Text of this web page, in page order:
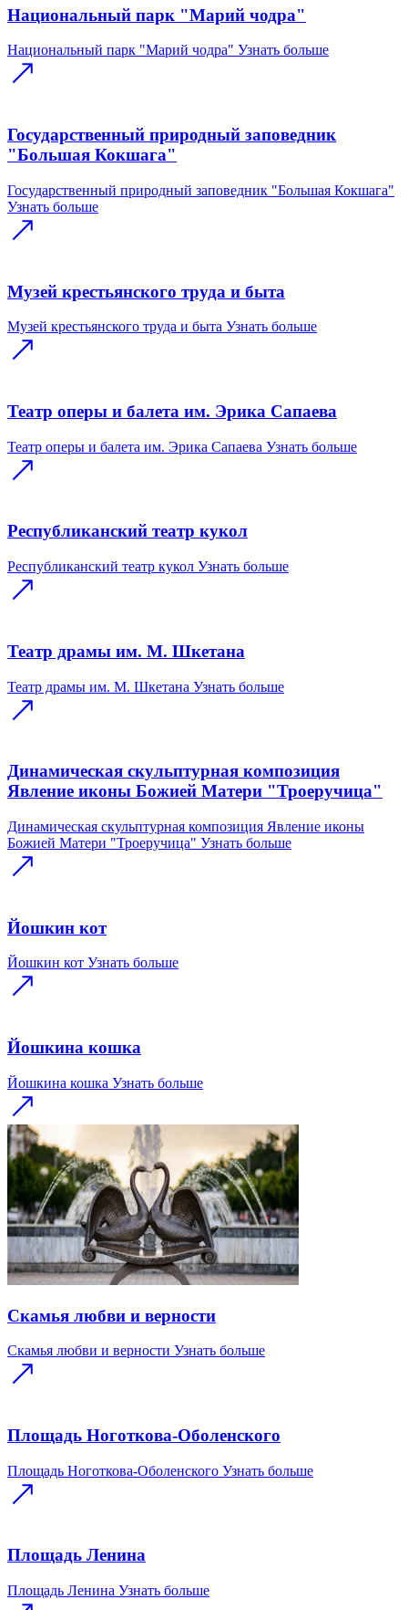
Национальный парк "Марий чодра"
Национальный парк "Марий чодра" Узнать больше
Государственный природный заповедник
"Большая Кокшага"
Государственный природный заповедник "Большая Кокшага"
Узнать больше
Музей крестьянского труда и быта
Музей крестьянского труда и быта Узнать больше
Театр оперы и балета им. Эрика Сапаева
Театр оперы и балета им. Эрика Сапаева Узнать больше
Республиканский театр кукол
Республиканский театр кукол Узнать больше
Театр драмы им. М. Шкетана
Театр драмы им. М. Шкетана Узнать больше
Динамическая скульптурная композиция
Явление иконы Божией Матери "Троеручица"
Динамическая скульптурная композиция Явление иконы
Божией Матери "Троеручица" Узнать больше
Йошкин кот
Йошкин кот Узнать больше
Йошкина кошка
Йошкина кошка Узнать больше
Скамья любви и верности
Скамья любви и верности Узнать больше
Площадь Ноготкова-Оболенского
Площадь Ноготкова-Оболенского Узнать больше
Площадь Ленина
Площадь Ленина Узнать больше